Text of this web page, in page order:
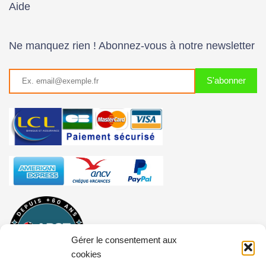
Gérer le consentement aux
cookies
Aide
Ne manquez rien ! Abonnez-vous à notre newsletter